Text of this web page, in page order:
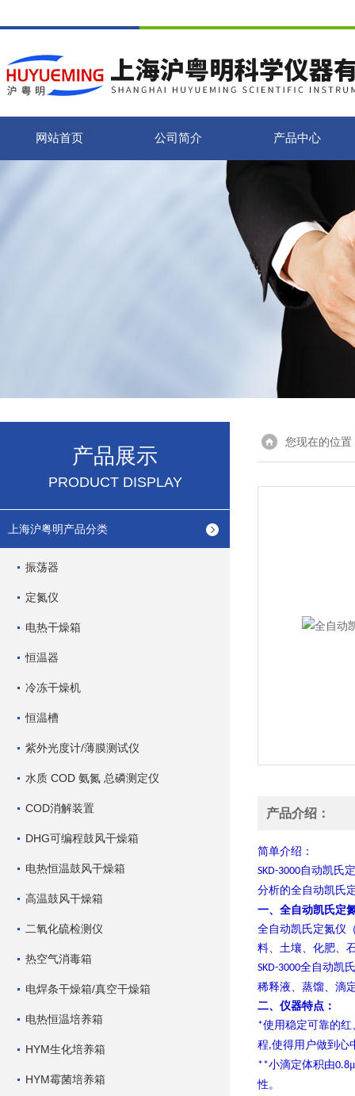
网站首页 公司简介 产品中心
产品展示
PRODUCT DISPLAY
上海沪粤明产品分类
振荡器
定氮仪
电热干燥箱
恒温器
冷冻干燥机
恒温槽
紫外光度计/薄膜测试仪
水质 COD 氨氮 总磷测定仪
COD消解装置
DHG可编程鼓风干燥箱
电热恒温鼓风干燥箱
高温鼓风干燥箱
二氧化硫检测仪
热空气消毒箱
电焊条干燥箱/真空干燥箱
电热恒温培养箱
HYM生化培养箱
HYM霉菌培养箱
您现在的位置
产品介绍：
简单介绍：
SKD-3000自动凯氏
分析的全自动凯氏
一、 全自动凯氏定
全自动凯氏定氮仪
料、土壤、化肥、
SKD-3000全自动凯
稀释液、蒸馏、滴
二、仪器特点：
*使用稳定可靠的
程,使得用户做到心
**小滴定体积由0.8μ
性。